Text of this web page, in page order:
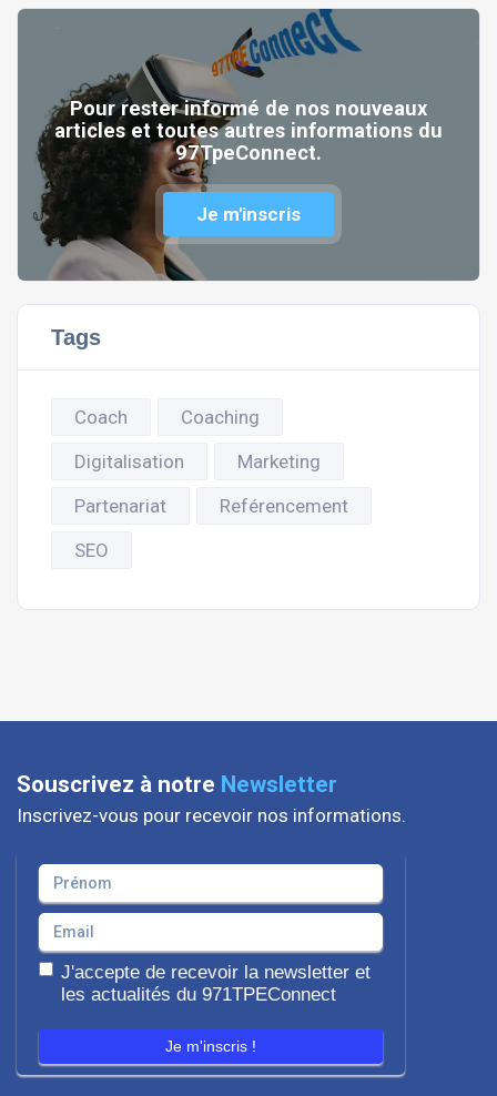
Pour rester informé de nos nouveaux
articles et toutes autres informations du
97TpeConnect.
Je m'inscris
Tags
Coach
Coaching
Digitalisation
Marketing
Partenariat
Reférencement
SEO
Souscrivez à notre Newsletter
Inscrivez-vous pour recevoir nos informations.
J'accepte de recevoir la newsletter et
les actualités du 971TPEConnect
Je m'inscris !